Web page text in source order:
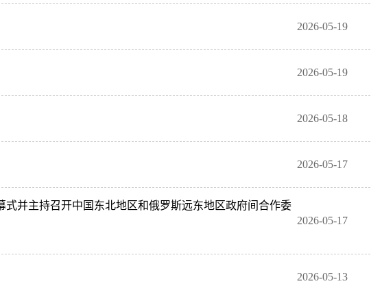
2026-05-19
2026-05-19
2026-05-18
2026-05-17
并主持召开中国东北地区和俄罗斯远东地区政府间合作委
2026-05-17
2026-05-13